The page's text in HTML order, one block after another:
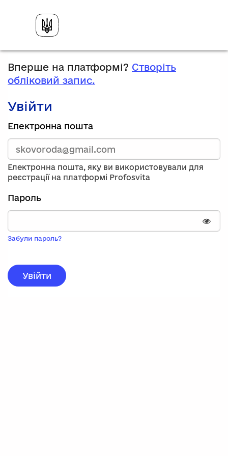
Вперше на платформі? Створіть
обліковий запис.
Увійти
Зареєструйтесь,
використавши
електронну
адресу
та
пароль.
Якщо
вас
немає
запису,
натисніть
реєстрації.
Електронна пошта
Електронна пошта, яку ви використовували для
реєстрації на платформі Profosvita
Пароль
Забули пароль?
Увійти